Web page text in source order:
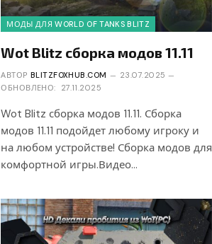
МОДЫ ДЛЯ WORLD OF TANKS BLITZ
Wot Blitz сборка модов 11.11
АВТОР BLITZFOXHUB.COM
23.07.2025
ОБНОВЛЕНО:
27.11.2025
Wot Blitz сборка модов 11.11. Сборка
модов 11.11 подойдет любому игроку и
на любом устройстве! Сборка модов для
комфортной игры.Видео…